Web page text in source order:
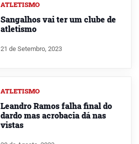
ATLETISMO
Sangalhos vai ter um clube de
atletismo
21 de Setembro, 2023
ATLETISMO
Leandro Ramos falha final do
dardo mas acrobacia dá nas
vistas